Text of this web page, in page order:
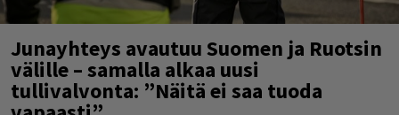
Junayhteys avautuu Suomen ja Ruotsin
välille – samalla alkaa uusi
tullivalvonta: ”Näitä ei saa tuoda